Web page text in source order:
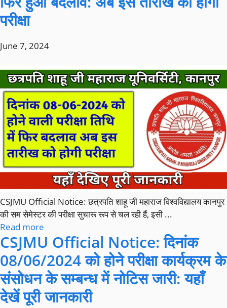
परीक्षा
June 7, 2024
CSJMU Official Notice: छत्रपति शाहू जी महाराज विश्वविद्यालय कानपुर
की सम सेमेस्टर की परीक्षा सुचारू रूप से चल रही हैं, इसी ...
Read more
CSJMU Official Notice: दिनांक
08/06/2024 को होने परीक्षा कार्यक्रम के
संसोधन के सम्बन्ध में नोटिस जारी: यहाँ
देखें पूरी जानकारी